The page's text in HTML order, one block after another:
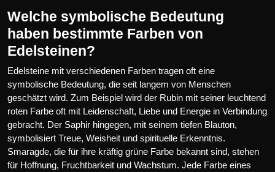
Welche symbolische Bedeutung
haben bestimmte Farben von
Edelsteinen?
Edelsteine mit verschiedenen Farben tragen oft eine
symbolische Bedeutung, die seit langem von Menschen
geschätzt wird. Zum Beispiel wird der Rubin mit seiner leuchtend
roten Farbe oft mit Leidenschaft, Liebe und Energie in Verbindung
gebracht. Der Saphir hingegen, mit seinem tiefen Blauton,
symbolisiert Treue, Weisheit und spirituelle Erkenntnis.
Smaragde, die für ihre kräftig grüne Farbe bekannt sind, stehen
für Hoffnung, Fruchtbarkeit und Wachstum. Jede Farbe eines